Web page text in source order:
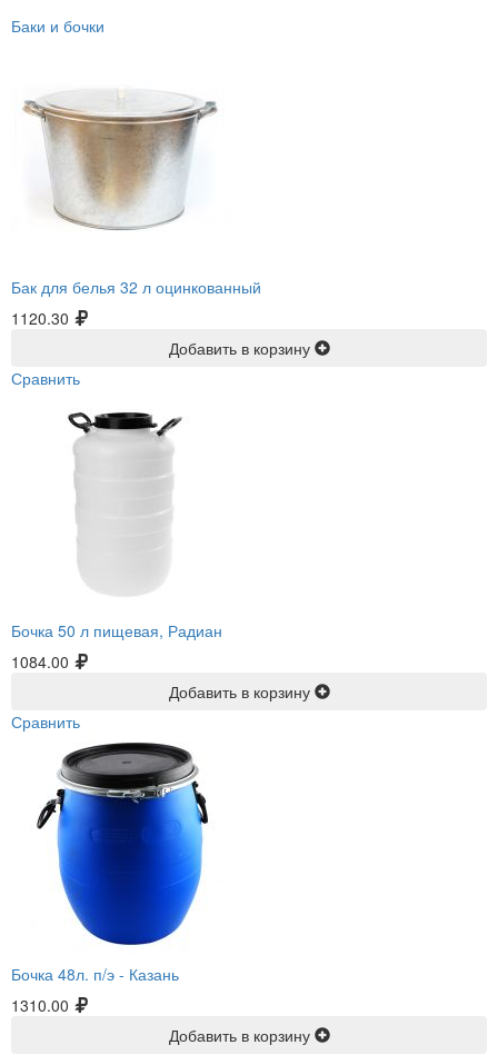
Баки и бочки
Бак для белья 32 л оцинкованный
1120.30
Добавить в корзину
Сравнить
Бочка 50 л пищевая, Радиан
1084.00
Добавить в корзину
Сравнить
Бочка 48л. п/э - Казань
1310.00
Добавить в корзину